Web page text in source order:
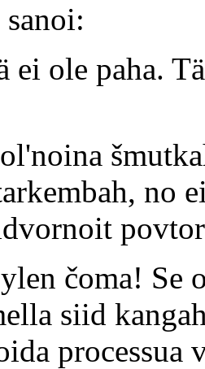
ei ole paha.
no
čoma!
siid
processua